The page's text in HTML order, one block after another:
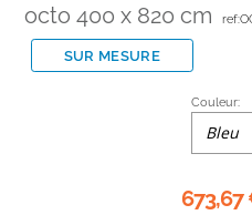
octo 400 x 820 cm
SUR MESURE
Couleur:
Bleu
673,67